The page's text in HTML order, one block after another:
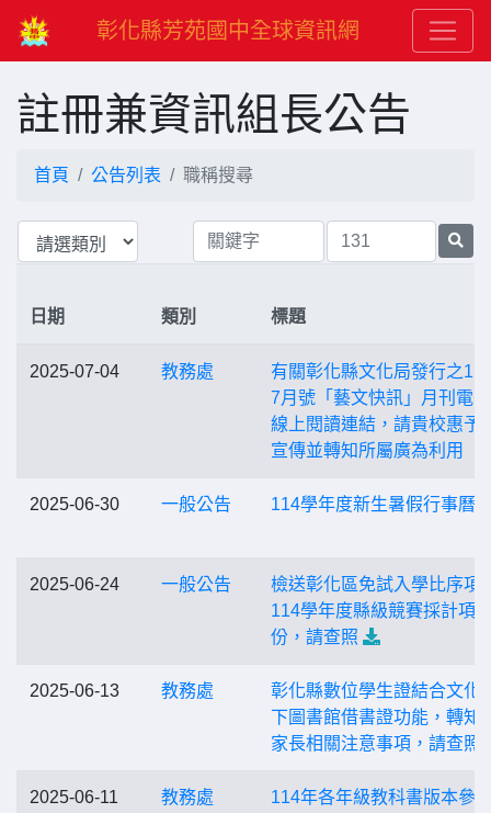
彰化縣芳苑國中全球資訊網
註冊兼資訊組長公告
首頁 公告列表 職稱搜尋
日期 類別 標題
2025-07-04 教務處
有關彰化縣文化局發行之
7月號「藝文快訊」月刊電
線上閱讀連結，請貴校惠予
宣傳並轉知所屬廣為利用
2025-06-30 一般公告 114學年度新生暑假行事曆
2025-06-24 一般公告
檢送彰化區免試入學比序項
114學年度縣級競賽採計項
份，請查照
2025-06-13 教務處
彰化縣數位學生證結合文化
下圖書館借書證功能，轉知
家長相關注意事項，請查照
2025-06-11 教務處
114年各年級教科書版本參